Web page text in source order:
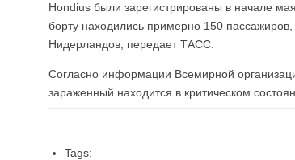
Hondius были зарегистрированы в начале
борту находились примерно 150
Нидерландов, передает ТАСС.
Согласно информации Всемирной
зараженный находится в критическом
Tags: